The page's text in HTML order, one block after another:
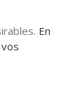
En